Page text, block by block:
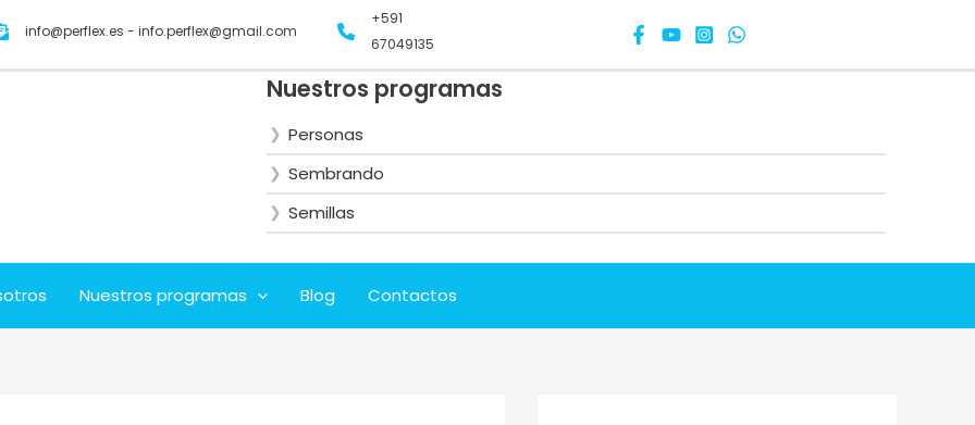
info@perflex.es - info.perflex@gmail.com
+591
67049135
Nuestros programas
Personas
Sembrando
Semillas
Nuestros programas Blog Contactos